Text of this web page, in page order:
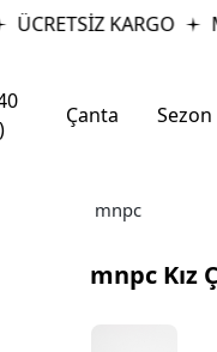
KARGO
Çanta Sezon
mnpc
mnpc Kız